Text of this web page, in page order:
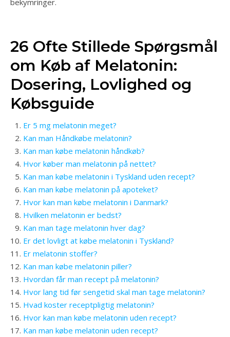
bekymringer.
26 Ofte Stillede Spørgsmål
om Køb af Melatonin:
Dosering, Lovlighed og
Købsguide
Er 5 mg melatonin meget?
Kan man Håndkøbe melatonin?
Kan man købe melatonin håndkøb?
Hvor køber man melatonin på nettet?
Kan man købe melatonin i Tyskland uden recept?
Kan man købe melatonin på apoteket?
Hvor kan man købe melatonin i Danmark?
Hvilken melatonin er bedst?
Kan man tage melatonin hver dag?
Er det lovligt at købe melatonin i Tyskland?
Er melatonin stoffer?
Kan man købe melatonin piller?
Hvordan får man recept på melatonin?
Hvor lang tid før sengetid skal man tage melatonin?
Hvad koster receptpligtig melatonin?
Hvor kan man købe melatonin uden recept?
Kan man købe melatonin uden recept?